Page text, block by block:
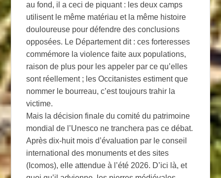
au fond, il a ceci de piquant : les deux camps
utilisent le même matériau et la même histoire
douloureuse pour défendre des conclusions
opposées. Le Département dit : ces forteresses
commémore la violence faite aux populations,
raison de plus pour les appeler par ce qu’elles
sont réellement ; les Occitanistes estiment que
nommer le bourreau, c’est toujours trahir la
victime.
Mais la décision finale du comité du patrimoine
mondial de l’Unesco ne tranchera pas ce débat.
Après dix-huit mois d’évaluation par le conseil
international des monuments et des sites
(Icomos), elle attendue à l’été 2026. D’ici là, et